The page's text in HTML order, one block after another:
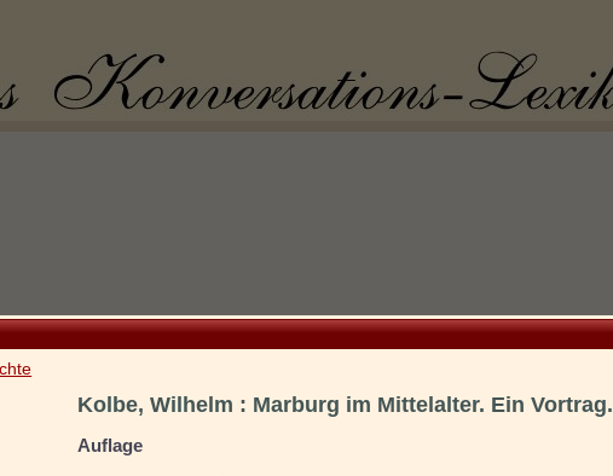
Kolbe, Wilhelm : Marburg im Mittelalter. Ein Vortrag.
Auflage